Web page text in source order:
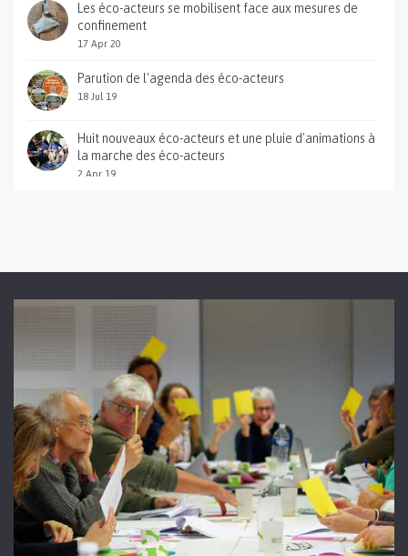
Les éco-acteurs se mobilisent face aux mesures de
confinement
17 Apr 20
Parution de l'agenda des éco-acteurs
18 Jul 19
Huit nouveaux éco-acteurs et une pluie d'animations à
la marche des éco-acteurs
2 Apr 19